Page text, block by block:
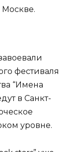
Москве.
фестиваля
“Имена
в Санкт-
уровне.